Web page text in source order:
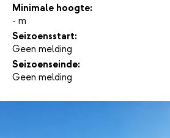
Minimale hoogte:
- m
Seizoensstart:
Geen melding
Seizoenseinde:
Geen melding